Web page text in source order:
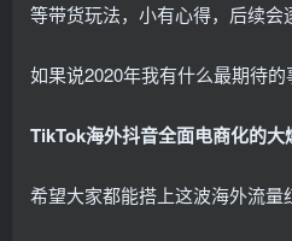
等带货玩法，小有心得，后续会
如果说2020年我有什么最期待的
TikTok海外抖音全面电商化的大
希望大家都能搭上这波海外流量